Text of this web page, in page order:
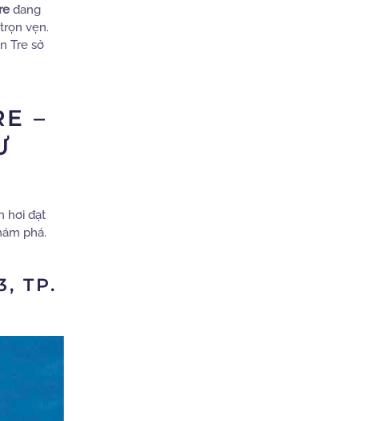
đang
vẹn.
Tre sở
–
hơi đạt
phá.
TP.